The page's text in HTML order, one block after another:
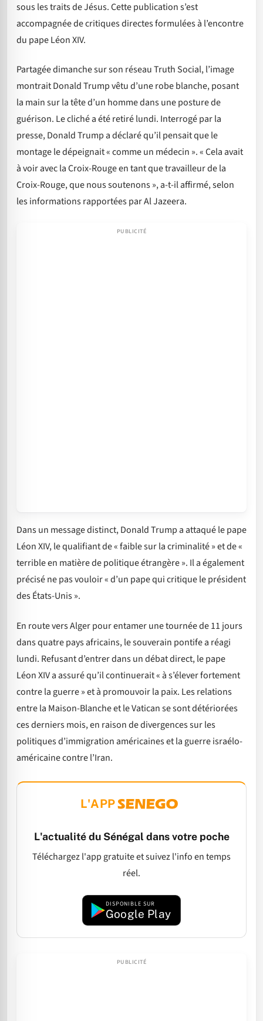
sous les traits de Jésus. Cette publication s’est
accompagnée de critiques directes formulées à l’encontre
du pape Léon XIV.
Partagée dimanche sur son réseau Truth Social, l’image
montrait Donald Trump vêtu d’une robe blanche, posant
la main sur la tête d’un homme dans une posture de
guérison. Le cliché a été retiré lundi. Interrogé par la
presse, Donald Trump a déclaré qu’il pensait que le
montage le dépeignait « comme un médecin ». « Cela avait
à voir avec la Croix-Rouge en tant que travailleur de la
Croix-Rouge, que nous soutenons », a-t-il affirmé, selon
les informations rapportées par Al Jazeera.
Dans un message distinct, Donald Trump a attaqué le pape
Léon XIV, le qualifiant de « faible sur la criminalité » et de «
terrible en matière de politique étrangère ». Il a également
précisé ne pas vouloir « d’un pape qui critique le président
des États-Unis ».
En route vers Alger pour entamer une tournée de 11 jours
dans quatre pays africains, le souverain pontife a réagi
lundi. Refusant d’entrer dans un débat direct, le pape
Léon XIV a assuré qu’il continuerait « à s’élever fortement
contre la guerre » et à promouvoir la paix. Les relations
entre la Maison-Blanche et le Vatican se sont détériorées
ces derniers mois, en raison de divergences sur les
politiques d’immigration américaines et la guerre israélo-
américaine contre l’Iran.
L'APP
L'actualité du Sénégal dans votre poche
Téléchargez l'app gratuite et suivez l'info en temps
réel.
DISPONIBLE SUR
Google Play